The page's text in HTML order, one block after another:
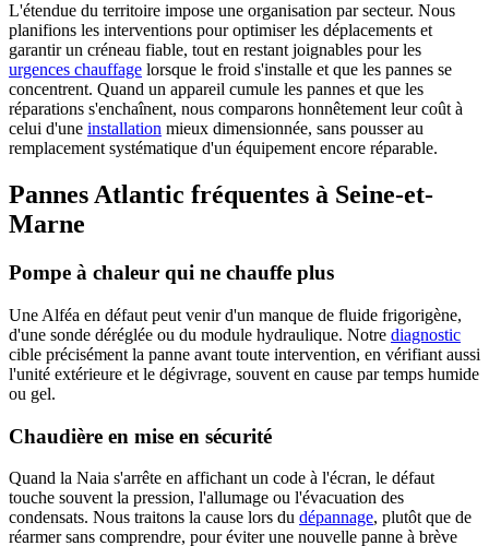
L'étendue du territoire impose une organisation par secteur. Nous
planifions les interventions pour optimiser les déplacements et
garantir un créneau fiable, tout en restant joignables pour les
urgences chauffage lorsque le froid s'installe et que les pannes se
concentrent. Quand un appareil cumule les pannes et que les
réparations s'enchaînent, nous comparons honnêtement leur coût à
celui d'une installation mieux dimensionnée, sans pousser au
remplacement systématique d'un équipement encore réparable.
Pannes Atlantic fréquentes à Seine-et-
Marne
Pompe à chaleur qui ne chauffe plus
Une Alféa en défaut peut venir d'un manque de fluide frigorigène,
d'une sonde déréglée ou du module hydraulique. Notre diagnostic
cible précisément la panne avant toute intervention, en vérifiant aussi
l'unité extérieure et le dégivrage, souvent en cause par temps humide
ou gel.
Chaudière en mise en sécurité
Quand la Naia s'arrête en affichant un code à l'écran, le défaut
touche souvent la pression, l'allumage ou l'évacuation des
condensats. Nous traitons la cause lors du dépannage, plutôt que de
réarmer sans comprendre, pour éviter une nouvelle panne à brève